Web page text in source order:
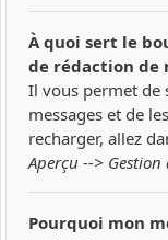
À quoi sert le
de rédaction de
Il vous permet de
messages et de
recharger, allez
Aperçu -->
Pourquoi mon